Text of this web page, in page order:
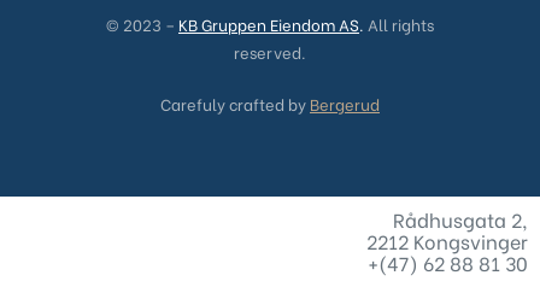
© 2023 – KB Gruppen Eiendom AS. All rights
reserved.
Carefuly crafted by Bergerud
Rådhusgata 2,
2212 Kongsvinger
+(47) 62 88 81 30